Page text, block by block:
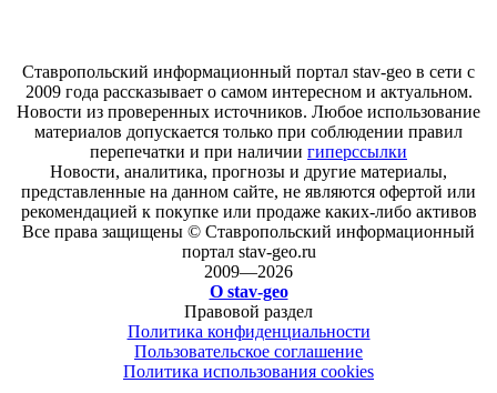
Ставропольский информационный портал stav-geo в сети с
2009 года рассказывает о самом интересном и актуальном.
Новости из проверенных источников. Любое использование
материалов допускается только при соблюдении правил
перепечатки и при наличии гиперссылки
Новости, аналитика, прогнозы и другие материалы,
представленные на данном сайте, не являются офертой или
рекомендацией к покупке или продаже каких-либо активов
Все права защищены © Ставропольский информационный
портал stav-geo.ru
2009—2026
О stav-geo
Правовой раздел
Политика конфиденциальности
Пользовательское соглашение
Политика использования cookies